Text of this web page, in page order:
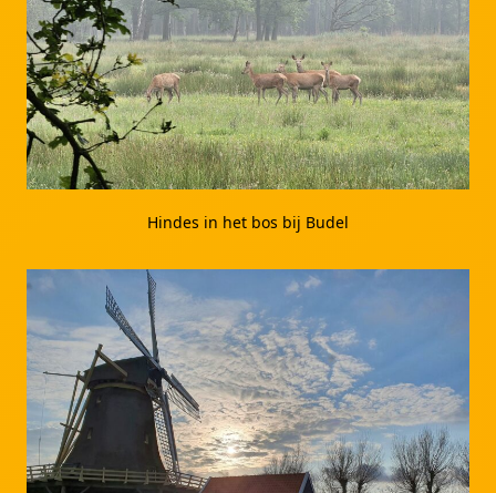
Hindes in het bos bij Budel